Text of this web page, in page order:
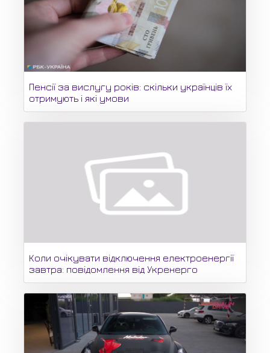
Пенсії за вислугу років: скільки українців їх
отримують і які умови
Коли очікувати відключення електроенергії
завтра: повідомлення від Укренерго